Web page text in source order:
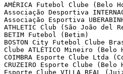
AMÉRICA Futebol Clube (Belo
Associação Desportiva
Associação Esportiva
ATHLETIC Club (São João del
BETIM Futebol (Betim)
BOSTON City Futebol Clube
Clube ATLÉTICO Mineiro
COIMBRA Esporte Clube Ltda
CRUZEIRO Esporte Clube (Belo
Esporte Clube VILLA REAL